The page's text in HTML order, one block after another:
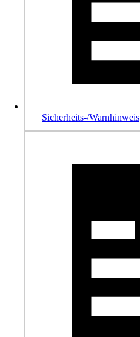
Sicherheits-/Warnhinweis